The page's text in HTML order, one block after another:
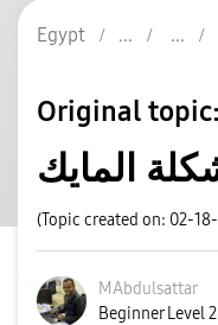
Egypt
Original topic:
(Topic created on: 02-
MAbdulsattar
Beginner Level 2